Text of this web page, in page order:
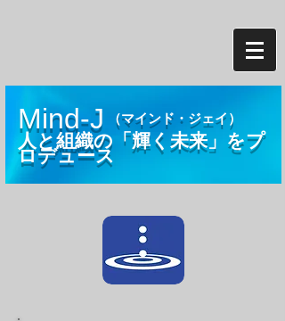
TEL: 080-6639-2750
Mind-J
人と組織の「輝く未来」をプ
ロデュース
（マインド・ジェイ）